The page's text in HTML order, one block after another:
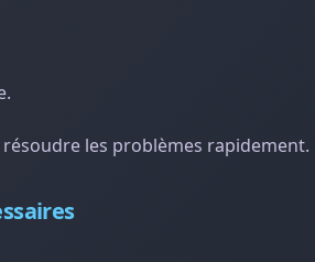
les problèmes rapidement.